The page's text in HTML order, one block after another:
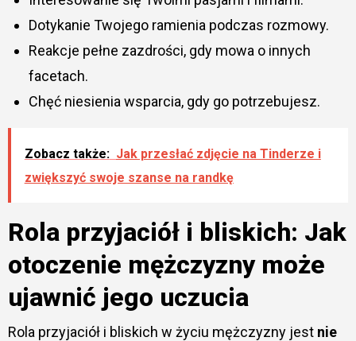
Dotykanie Twojego ramienia podczas rozmowy.
Reakcje pełne zazdrości, gdy mowa o innych
facetach.
Chęć niesienia wsparcia, gdy go potrzebujesz.
Zobacz także: Jak przesłać zdjęcie na Tinderze i
zwiększyć swoje szanse na randkę
Rola przyjaciół i bliskich: Jak
otoczenie mężczyzny może
ujawnić jego uczucia
Rola przyjaciół i bliskich w życiu mężczyzny jest nie